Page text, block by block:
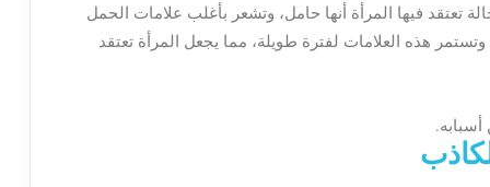
تعتقد فيها المرأة أنها حامل، وتشعر بأغلب علامات الحمل
هذه العلامات لفترة طويلة، مما يجعل المرأة تعتقد